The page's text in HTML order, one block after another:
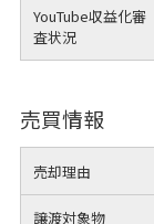
YouTube収益化審
査状況
売買情報
売却理由
譲渡対象物